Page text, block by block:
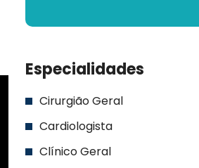
Especialidades
Cirurgião Geral
Cardiologista
Clínico Geral